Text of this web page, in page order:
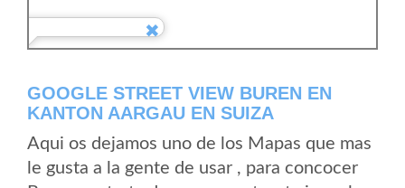
GOOGLE STREET VIEW BUREN EN
KANTON AARGAU EN SUIZA
Aqui os dejamos uno de los Mapas que mas
le gusta a la gente de usar , para concocer